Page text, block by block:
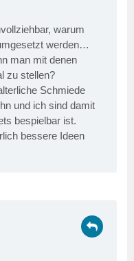
warum
werden…
man mit denen
zu stellen?
Schmiede
und ich sind damit
bespielbar ist.
bessere Ideen